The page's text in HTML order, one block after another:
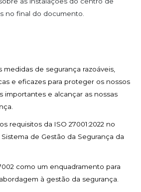
no final do documento.
medidas de segurança razoáveis,
e eficazes para proteger os nossos
importantes e alcançar as nossas
requisitos da ISO 27001:2022 no
de Gestão da Segurança da
como um enquadramento para
à gestão da segurança.